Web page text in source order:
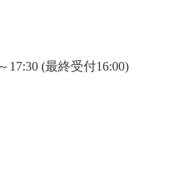
17:30 (最終受付16:00)